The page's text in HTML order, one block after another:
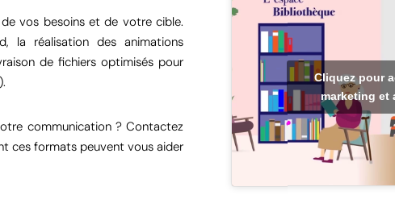
vos besoins et de votre cible.
la réalisation des animations
de fichiers optimisés pour
communication ? Contactez
ces formats peuvent vous aider
Cliquez pour
marketing et